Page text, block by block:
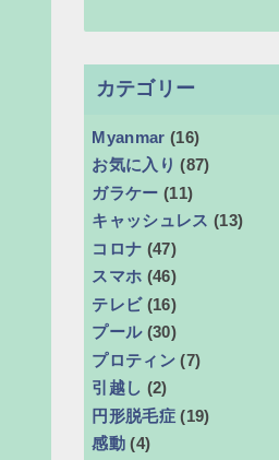
カテゴリー
Myanmar (16)
お気に入り (87)
ガラケー (11)
キャッシュレス (13)
コロナ (47)
スマホ (46)
テレビ (16)
プール (30)
プロティン (7)
引越し (2)
円形脱毛症 (19)
感動 (4)